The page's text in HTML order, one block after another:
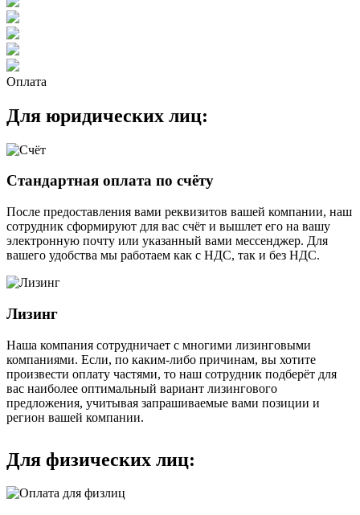
Оплата
Для юридических лиц:
Стандартная оплата по счёту
После предоставления вами реквизитов вашей компании, наш
сотрудник сформируют для вас счёт и вышлет его на вашу
электронную почту или указанный вами мессенджер. Для
вашего удобства мы работаем как с НДС, так и без НДС.
Лизинг
Наша компания сотрудничает с многими лизинговыми
компаниями. Если, по каким-либо причинам, вы хотите
произвести оплату частями, то наш сотрудник подберёт для
вас наиболее оптимальный вариант лизингового
предложения, учитывая запрашиваемые вами позиции и
регион вашей компании.
Для физических лиц: